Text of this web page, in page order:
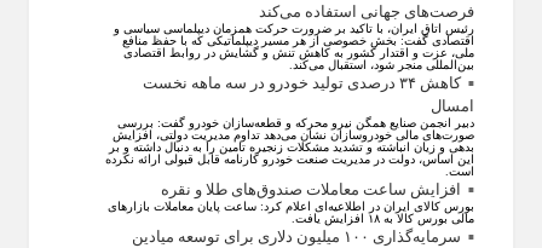
فرصت‌های جهانی استفاده می‌کند
رئیس اتاق ایران، با تاکید بر ضرورت حرکت همزمان دیپلماسی سیاسی و
اقتصادی گفت: بخش خصوصی از هر مسیر دیپلماتیکی که با حفظ منافع
ملی، عزت و اقتدار کشور به کاهش تنش و گشایش در روابط اقتصادی
بین‌المللی منجر شود، استقبال می‌کند.
کاهش ۳۴ درصدی تولید خودرو در سه ماهه نخست
امسال
دبیر انجمن صنایع همگن نیرو محرکه و قطعه‌سازان خودرو گفت: بررسی
صورت‌های مالی خودروسازان نشان می‌دهد تداوم مدیریت دولتی، افزایش
بدهی و زیان انباشته و تشدید مشکلات زنجیره تامین را به دنبال داشته و بر
این اساس، دولت در مدیریت صنعت خودرو کارنامه قابل قبولی ارائه نکرده
است.
افزایش ساعت معاملات صندوق‌های طلا و نقره
بورس کالای ایران در اطلاعیه‌ای اعلام کرد: ساعت پایان معاملات بازار‌های
مالی بورس کالا به ۱۸ افزایش یافت.
سرمایه‌گذاری ۱۰۰ میلیون دلاری برای توسعه میادین